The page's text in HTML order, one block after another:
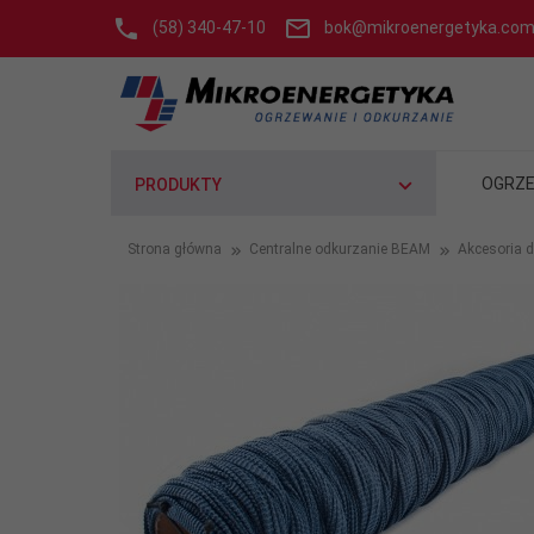
(58) 340-47-10
PRODUKTY
Strona główna Centralne odkurzanie BEAM Akcesoria